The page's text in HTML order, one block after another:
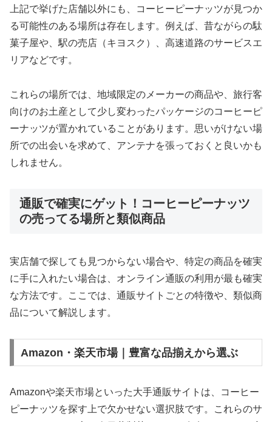
上記で挙げた店舗以外にも、コーヒーピーナッツが見つか
る可能性のある場所は存在します。例えば、昔ながらの駄
菓子屋や、駅の売店（キヨスク）、高速道路のサービスエ
リアなどです。
これらの場所では、地域限定のメーカーの商品や、旅行客
向けのお土産として少し変わったパッケージのコーヒーピ
ーナッツが置かれていることがあります。思いがけない場
所での出会いを求めて、アンテナを張っておくと良いかも
しれません。
通販で確実にゲット！コーヒーピーナッツ
の売ってる場所と類似商品
実店舗で探しても見つからない場合や、特定の商品を確実
に手に入れたい場合は、オンライン通販の利用が最も確実
な方法です。ここでは、通販サイトごとの特徴や、類似商
品について解説します。
Amazon・楽天市場｜豊富な品揃えから選ぶ
Amazonや楽天市場といった大手通販サイトは、コーヒー
ピーナッツを探す上で欠かせない選択肢です。これらのサ